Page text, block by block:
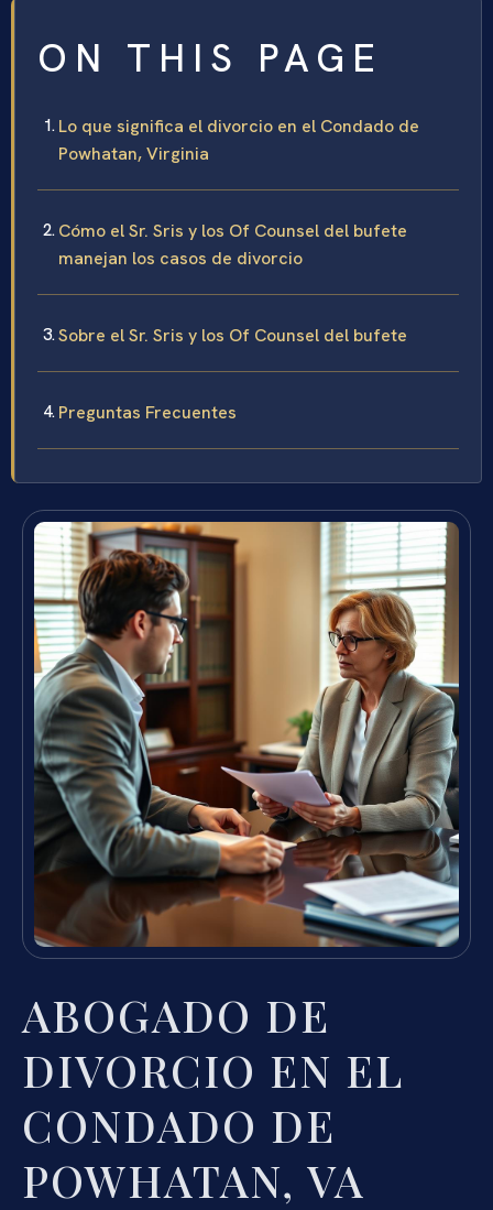
ON THIS PAGE
Lo que significa el divorcio en el Condado de
Powhatan, Virginia
Cómo el Sr. Sris y los Of Counsel del bufete
manejan los casos de divorcio
Sobre el Sr. Sris y los Of Counsel del bufete
Preguntas Frecuentes
ABOGADO DE
DIVORCIO EN EL
CONDADO DE
POWHATAN, VA